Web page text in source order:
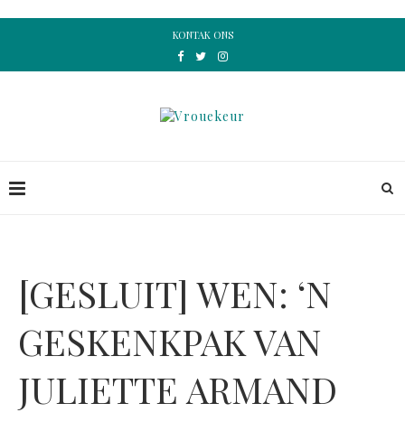
KONTAK ONS
[GESLUIT] WEN: ‘N
GESKENKPAK VAN
JULIETTE ARMAND